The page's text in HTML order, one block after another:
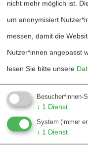
Heftarchiv
Dossierarchiv
Blog
Fördern
Jubiläum 40 Jahre
nicht mehr möglich ist.
um anonymisiert
messen, damit die
Nutzer*innen angepasst
lesen Sie bitte unsere
Besucher*innen-
↓ 1 Dienst
System (immer
↓ 1 Dienst